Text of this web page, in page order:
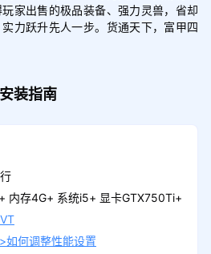
家出售的极品装备、强力灵兽，省却
力跃升先人一步。货通天下，富甲四
安装指南
内存4G+ 系统i5+ 显卡GTX750Ti+
如何调整性能设置